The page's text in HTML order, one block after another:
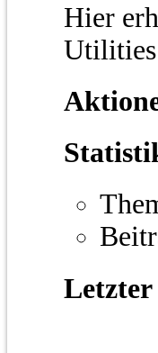
Hier
Utilities